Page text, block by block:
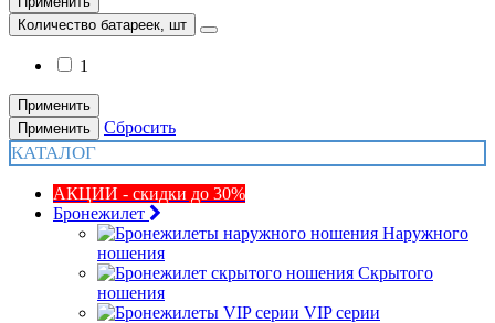
Количество батареек, шт
1
Применить
Применить
Сбросить
КАТАЛОГ
АКЦИИ - скидки до 30%
Бронежилет
Наружного
ношения
Скрытого
ношения
VIP серии